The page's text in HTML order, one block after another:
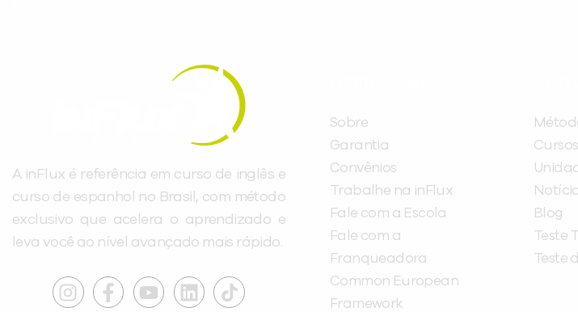
A inFlux é referência em curso de inglês e
curso de espanhol no Brasil, com método
exclusivo que acelera o aprendizado e
leva você ao nível avançado mais rápido.
Sobre
Garantia
Convênios
Trabalhe na inFlux
Fale com a Escola
Fale com a
Franqueadora
Common European
Framework
Cursos
Blog
Teste
Teste